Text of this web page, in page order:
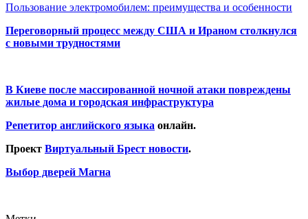
Пользование электромобилем: преимущества и особенности
Переговорный процесс между США и Ираном столкнулся
с новыми трудностями
В Киеве после массированной ночной атаки повреждены
жилые дома и городская инфраструктура
Репетитор английского языка онлайн.
Проект Виртуальный Брест новости.
Выбор дверей Магна